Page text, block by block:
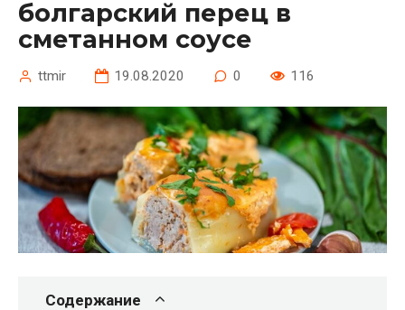
болгарский перец в
сметанном соусе
ttmir 19.08.2020 0 116
Содержание